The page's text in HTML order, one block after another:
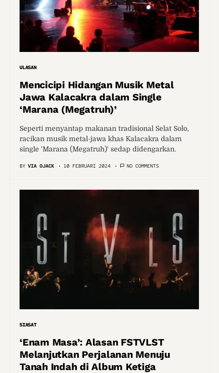
ULASAN
Mencicipi Hidangan Musik Metal
Jawa Kalacakra dalam Single
‘Marana (Megatruh)’
Seperti menyantap makanan tradisional Selat Solo,
racikan musik metal-jawa khas Kalacakra dalam
single 'Marana (Megatruh)' sedap didengarkan.
BY VIA OJACK 10 FEBRUARI 2024 NO COMMENTS
SIASAT
‘Enam Masa’: Alasan FSTVLST
Melanjutkan Perjalanan Menuju
Tanah Indah di Album Ketiga